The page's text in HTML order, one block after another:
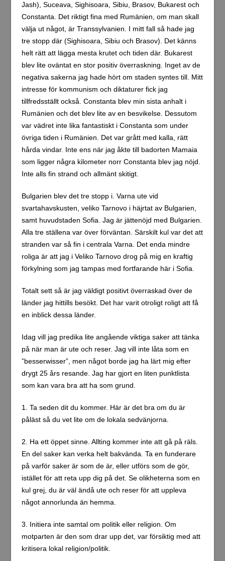
Jash), Suceava, Sighisoara, Sibiu, Brasov, Bukarest och
Constanta. Det riktigt fina med Rumänien, om man skall
välja ut något, är Transsylvanien. I mitt fall så hade jag
tre stopp där (Sighisoara, Sibiu och Brasov). Det känns
helt rätt att lägga mesta krutet och tiden där. Bukarest
blev lite oväntat en stor positiv överraskning. Inget av de
negativa sakerna jag hade hört om staden syntes till. Mitt
intresse för kommunism och diktaturer fick jag
tillfredsställt också. Constanta blev min sista anhalt i
Rumänien och det blev lite av en besvikelse. Dessutom
var vädret inte lika fantastiskt i Constanta som under
övriga tiden i Rumänien. Det var grått med kalla, rätt
hårda vindar. Inte ens när jag åkte till badorten Mamaia
som ligger några kilometer norr Constanta blev jag nöjd.
Inte alls fin strand och allmänt skitigt.
Bulgarien blev det tre stopp i. Varna ute vid
svartahavskusten, veliko Tarnovo i häjrtat av Bulgarien,
samt huvudstaden Sofia. Jag är jättenöjd med Bulgarien.
Alla tre ställena var över förväntan. Särskilt kul var det att
stranden var så fin i centrala Varna. Det enda mindre
roliga är att jag i Veliko Tarnovo drog på mig en kraftig
förkylning som jag tampas med fortfarande här i Sofia.
Totalt sett så är jag väldigt positivt överraskad över de
länder jag hittills besökt. Det har varit otroligt roligt att få
en inblick dessa länder.
Idag vill jag predika lite angående viktiga saker att tänka
på när man är ute och reser. Jag vill inte låta som en
”besserwisser”, men något borde jag ha lärt mig efter
drygt 25 års resande. Jag har gjort en liten punktlista
som kan vara bra att ha som grund.
1. Ta seden dit du kommer. Här är det bra om du är
påläst så du vet lite om de lokala sedvänjorna.
2. Ha ett öppet sinne. Allting kommer inte att gå på räls.
En del saker kan verka helt bakvända. Ta en funderare
på varför saker är som de är, eller utförs som de gör,
istället för att reta upp dig på det. Se olikheterna som en
kul grej, du är väl ändå ute och reser för att uppleva
något annorlunda än hemma.
3. Initiera inte samtal om politik eller religion. Om
motparten är den som drar upp det, var försiktig med att
kritisera lokal religion/politik.